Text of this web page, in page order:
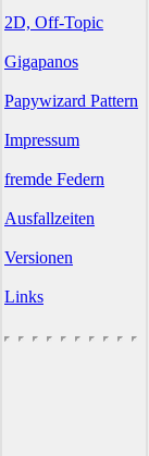
2D, Off-Topic
Gigapanos
Papywizard Pattern
Impressum
fremde Federn
Ausfallzeiten
Versionen
Links